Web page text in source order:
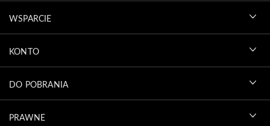
WSPARCIE
KONTO
DO POBRANIA
PRAWNE